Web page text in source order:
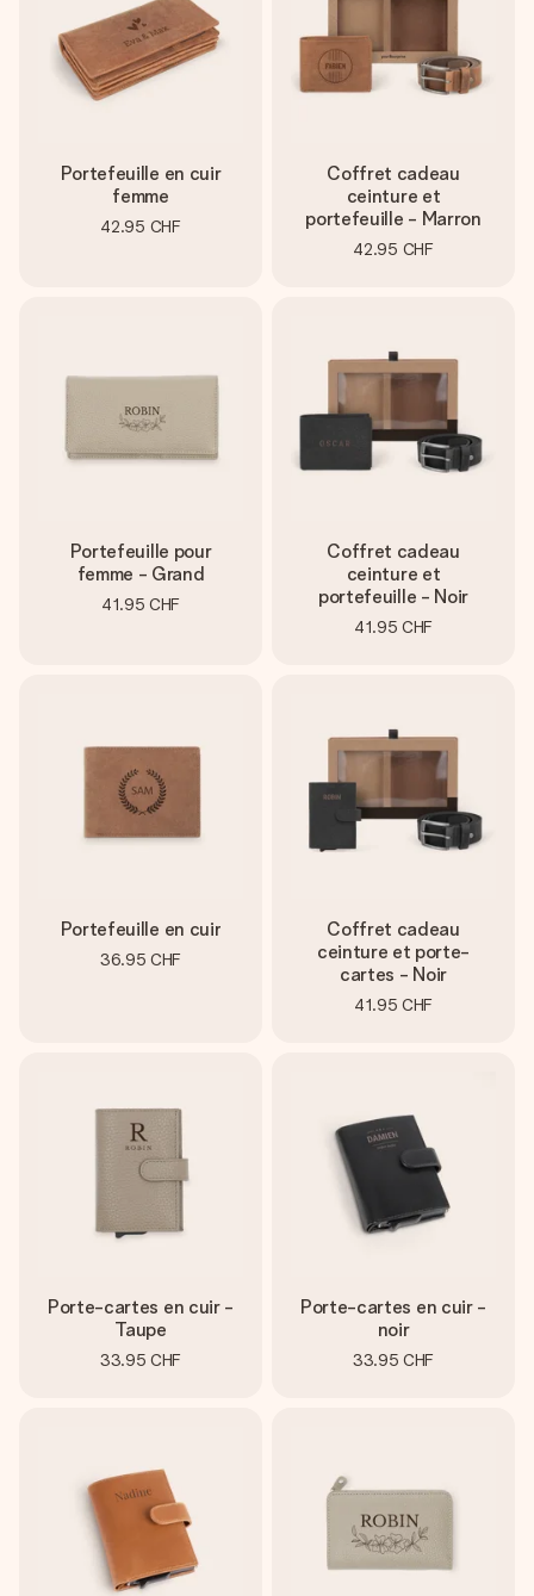
Portefeuille en cuir
femme
42.95 CHF
Coffret cadeau
ceinture et
portefeuille - Marron
42.95 CHF
Portefeuille pour
femme - Grand
41.95 CHF
Coffret cadeau
ceinture et
portefeuille - Noir
41.95 CHF
Portefeuille en cuir
36.95 CHF
Coffret cadeau
ceinture et porte-
cartes - Noir
41.95 CHF
Porte-cartes en cuir -
Taupe
33.95 CHF
Porte-cartes en cuir -
noir
33.95 CHF